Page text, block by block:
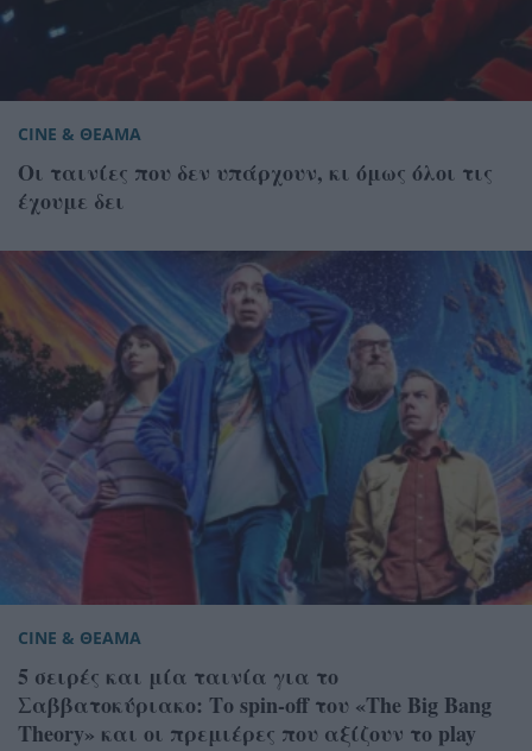
CINE & ΘΕΑΜΑ
Οι ταινίες που δεν υπάρχουν, κι όμως όλοι τις
έχουμε δει
CINE & ΘΕΑΜΑ
5 σειρές και μία ταινία για το
Σαββατοκύριακο: Το spin-off του «The Big Bang
Theory» και οι πρεμιέρες που αξίζουν το play